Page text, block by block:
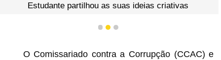
Estudante partilhou as suas ideias criativas
1 2 3
O Comissariado contra a Corrupção (CCAC) e